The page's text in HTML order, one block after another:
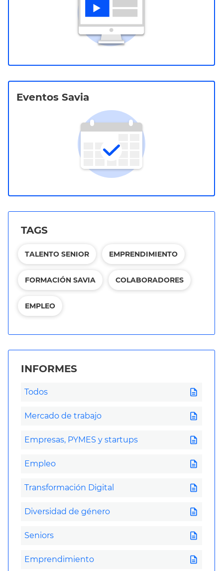
Eventos Savia
TAGS
TALENTO SENIOR EMPRENDIMIENTO
FORMACIÓN SAVIA COLABORADORES
EMPLEO
INFORMES
Todos description
Mercado de trabajo description
Empresas, PYMES y startups description
Empleo description
Transformación Digital description
Diversidad de género description
Seniors description
Emprendimiento description